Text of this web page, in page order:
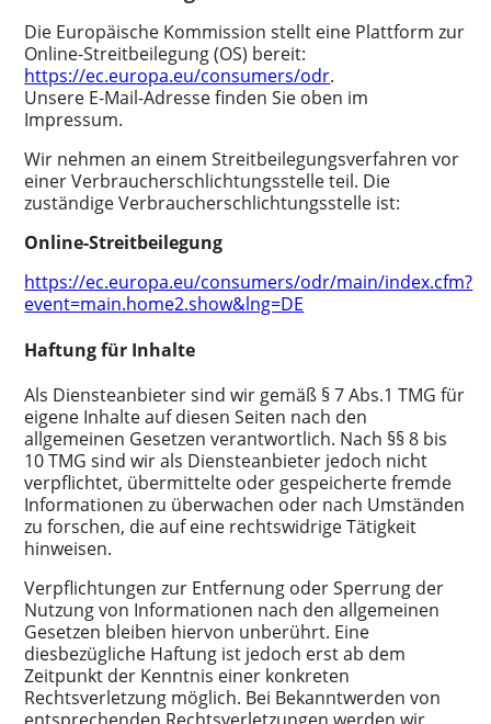
Die Europäische Kommission stellt eine Plattform zur
Online-Streitbeilegung (OS) bereit:
https://ec.europa.eu/consumers/odr.
Unsere E-Mail-Adresse finden Sie oben im
Impressum.
Wir nehmen an einem Streitbeilegungsverfahren vor
einer Verbraucherschlichtungsstelle teil. Die
zuständige Verbraucherschlichtungsstelle ist:
Online-Streitbeilegung
https://ec.europa.eu/consumers/odr/main/index.cfm?
event=main.home2.show&lng=DE
Haftung für Inhalte
Als Diensteanbieter sind wir gemäß § 7 Abs.1 TMG für
eigene Inhalte auf diesen Seiten nach den
allgemeinen Gesetzen verantwortlich. Nach §§ 8 bis
10 TMG sind wir als Diensteanbieter jedoch nicht
verpflichtet, übermittelte oder gespeicherte fremde
Informationen zu überwachen oder nach Umständen
zu forschen, die auf eine rechtswidrige Tätigkeit
hinweisen.
Verpflichtungen zur Entfernung oder Sperrung der
Nutzung von Informationen nach den allgemeinen
Gesetzen bleiben hiervon unberührt. Eine
diesbezügliche Haftung ist jedoch erst ab dem
Zeitpunkt der Kenntnis einer konkreten
Rechtsverletzung möglich. Bei Bekanntwerden von